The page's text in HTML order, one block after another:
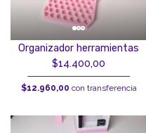
Organizador herramientas
$14.400,00
$12.960,00 con transferencia